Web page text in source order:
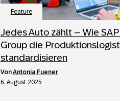
Feature
Jedes Auto zählt – Wie
Group die
standardisieren
vonAntonia Fuener
6. August 2025